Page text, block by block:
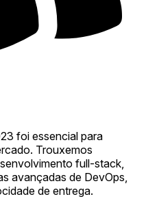
foi essencial para
Trouxemos
full-stack,
avançadas de DevOps,
de entrega.